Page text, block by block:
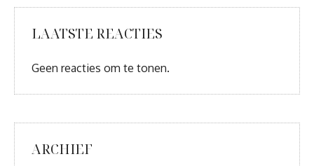
LAATSTE REACTIES
Geen reacties om te tonen.
ARCHIEF